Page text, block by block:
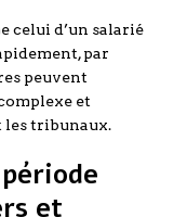
celui d’un salarié
par
peuvent
et
les tribunaux.
et